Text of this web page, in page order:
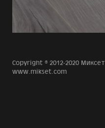
Copyright © 2012-2020 Миксет
www.mikset.com